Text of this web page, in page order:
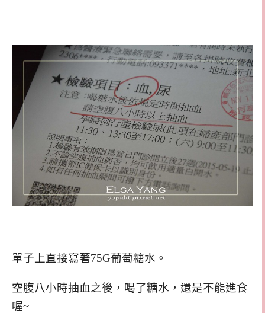
單子上直接寫著75G葡萄糖水。
空腹八小時抽血之後，喝了糖水，還是不能進食
喔~